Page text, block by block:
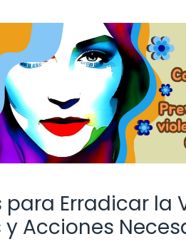
Erradicar la
Acciones